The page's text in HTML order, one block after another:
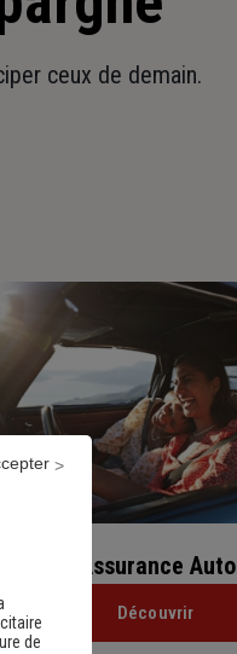
ceux de demain.
Assurance Auto
Découvrir
de